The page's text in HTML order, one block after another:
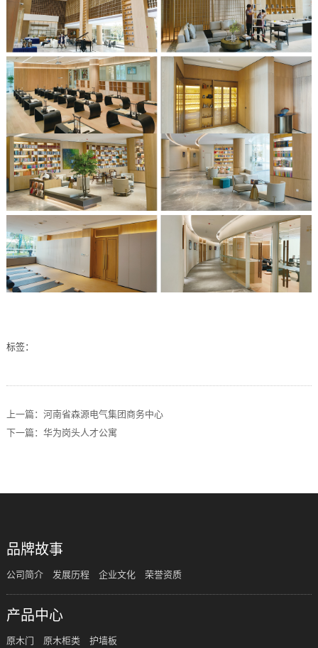
标签：
上一篇：河南省森源电气集团商务中心
下一篇：华为岗头人才公寓
品牌故事
公司简介 发展历程 企业文化 荣誉资质
产品中心
原木门 原木柜类 护墙板